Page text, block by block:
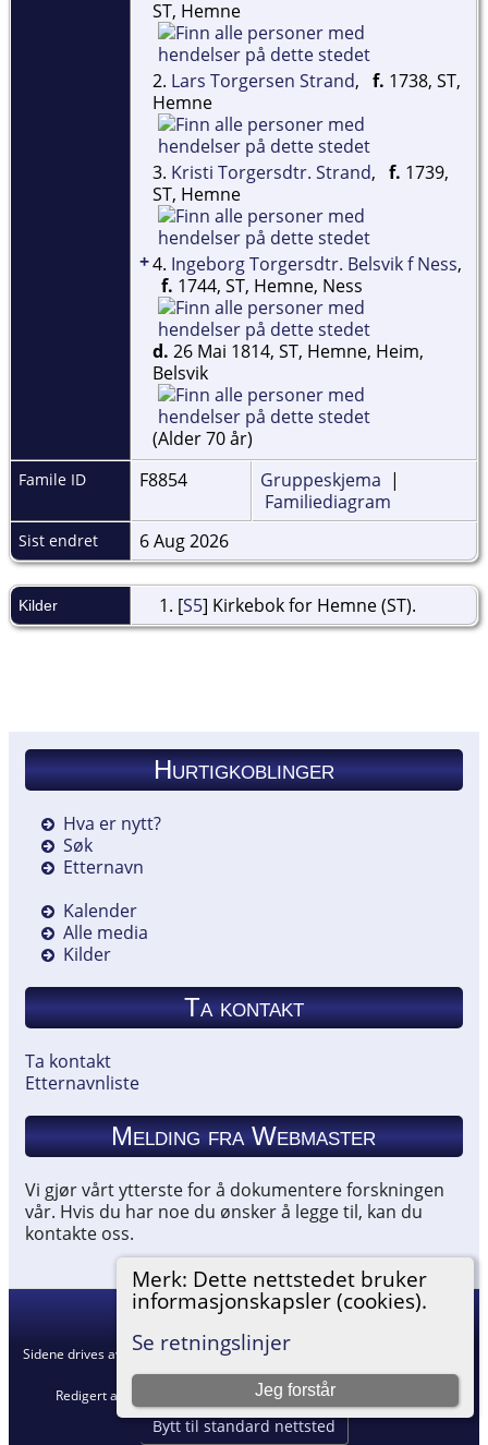
Merk: Dette nettstedet bruker
informasjonskapsler (cookies).
Se retningslinjer
Jeg forstår
ST, Hemne
2. Lars Torgersen Strand, f. 1738, ST,
Hemne
3. Kristi Torgersdtr. Strand, f. 1739,
ST, Hemne
+4. Ingeborg Torgersdtr. Belsvik f Ness,
f. 1744, ST, Hemne, Ness
d. 26 Mai 1814, ST, Hemne, Heim,
Belsvik
(Alder 70 år)
Famile ID F8854 Gruppeskjema |
Familiediagram
Sist endret 6 Aug 2026
Kilder [S5] Kirkebok for Hemne (ST).
Hurtigkoblinger
Hva er nytt?
Søk
Etternavn
Kalender
Alle media
Kilder
Ta kontakt
Ta kontakt
Etternavnliste
Melding fra Webmaster
Vi gjør vårt ytterste for å dokumentere forskningen
vår. Hvis du har noe du ønsker å legge til, kan du
kontakte oss.
Hemneslekt 2026
Sidene drives av The Next Generation of Genealogy Sitebuilding
Redigert av
Retningslinjer for personvern
Bytt til standard nettsted